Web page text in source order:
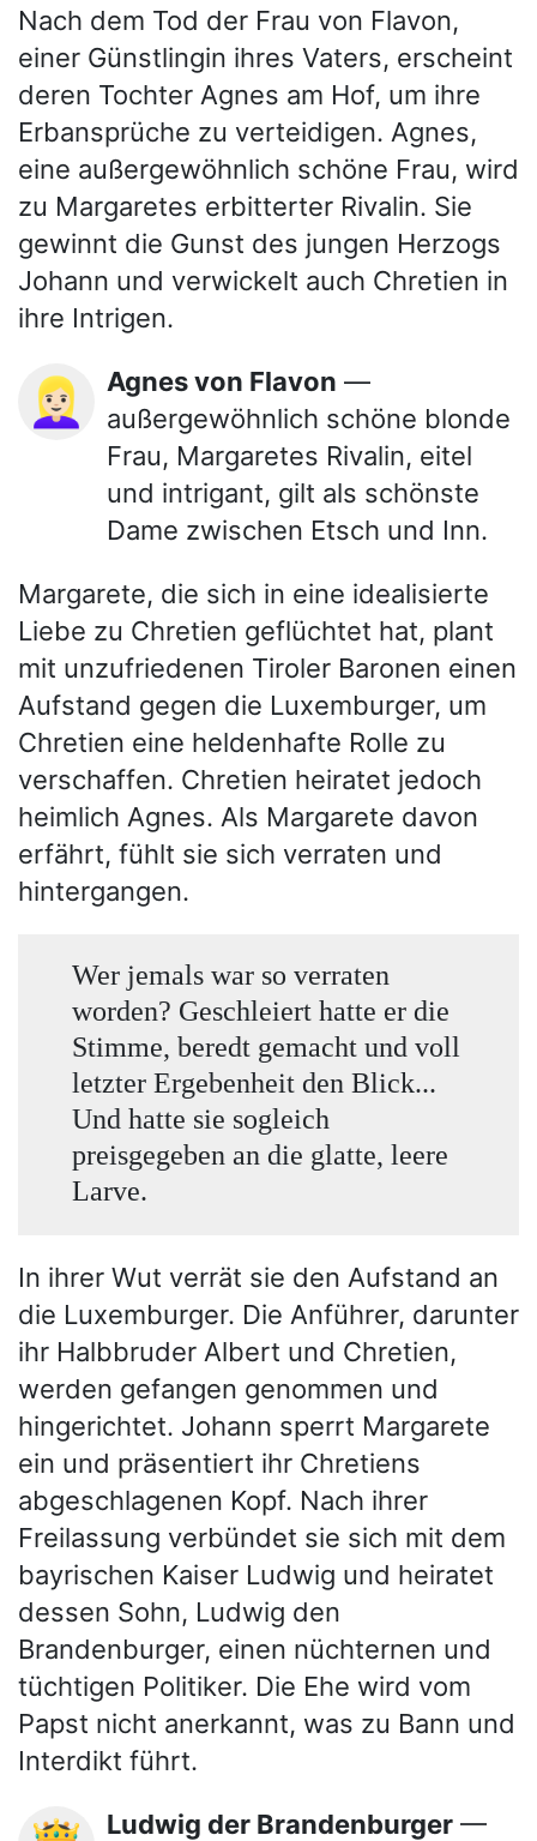
Nach dem Tod der Frau von Flavon,
einer Günstlingin ihres Vaters, erscheint
deren Tochter Agnes am Hof, um ihre
Erbansprüche zu verteidigen. Agnes,
eine außergewöhnlich schöne Frau, wird
zu Margaretes erbitterter Rivalin. Sie
gewinnt die Gunst des jungen Herzogs
Johann und verwickelt auch Chretien in
ihre Intrigen.
👱🏻‍♀️ Agnes von Flavon —
außergewöhnlich schöne blonde
Frau, Margaretes Rivalin, eitel
und intrigant, gilt als schönste
Dame zwischen Etsch und Inn.
Margarete, die sich in eine idealisierte
Liebe zu Chretien geflüchtet hat, plant
mit unzufriedenen Tiroler Baronen einen
Aufstand gegen die Luxemburger, um
Chretien eine heldenhafte Rolle zu
verschaffen. Chretien heiratet jedoch
heimlich Agnes. Als Margarete davon
erfährt, fühlt sie sich verraten und
hintergangen.
Wer jemals war so verraten
worden? Geschleiert hatte er die
Stimme, beredt gemacht und voll
letzter Ergebenheit den Blick...
Und hatte sie sogleich
preisgegeben an die glatte, leere
Larve.
In ihrer Wut verrät sie den Aufstand an
die Luxemburger. Die Anführer, darunter
ihr Halbbruder Albert und Chretien,
werden gefangen genommen und
hingerichtet. Johann sperrt Margarete
ein und präsentiert ihr Chretiens
abgeschlagenen Kopf. Nach ihrer
Freilassung verbündet sie sich mit dem
bayrischen Kaiser Ludwig und heiratet
dessen Sohn, Ludwig den
Brandenburger, einen nüchternen und
tüchtigen Politiker. Die Ehe wird vom
Papst nicht anerkannt, was zu Bann und
Interdikt führt.
Ludwig der Brandenburger —